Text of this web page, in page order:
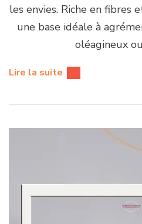
les envies. Riche en fibres
une base idéale à
oléagineux
Lire la suite